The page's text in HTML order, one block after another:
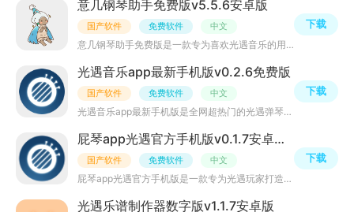
意几钢琴助手免费版v5.5.6安卓版
国产软件 免费软件 中文
意几钢琴助手免费版是一款专为喜欢光遇音乐的用户设计的实用工具，不仅提供了丰富的曲目供用户选择，还提供
下载
光遇音乐app最新手机版v0.2.6免费版
国产软件 免费软件 中文
光遇音乐app最新手机版是全网超热门的光遇弹琴软件工具，里面有许多强大的功能，能实现自动演奏弹琴、手机练
下载
屁琴app光遇官方手机版v0.1.7安卓最新版
国产软件 免费软件 中文
屁琴app光遇官方手机版是一款专为光遇玩家打造的练琴软件，用户可以在里面弹奏各种优美的歌曲，还可以切换成
下载
光遇乐谱制作器数字版v1.1.7安卓版